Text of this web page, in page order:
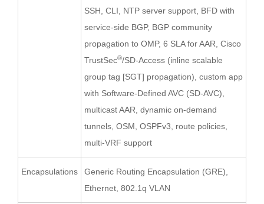
SSH, CLI, NTP server support, BFD with
service-side BGP, BGP community
propagation to OMP, 6 SLA for AAR, Cisco
TrustSec®/SD-Access (inline scalable
group tag [SGT] propagation), custom app
with Software-Defined AVC (SD-AVC),
multicast AAR, dynamic on-demand
tunnels, OSM, OSPFv3, route policies,
multi-VRF support
Encapsulations
Generic Routing Encapsulation (GRE),
Ethernet, 802.1q VLAN